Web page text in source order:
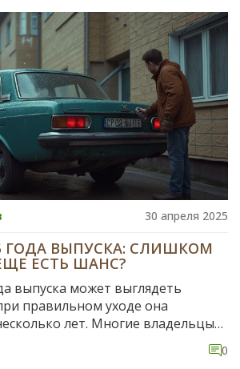
30 апреля 2025
ГОДА ВЫПУСКА: СЛИШКОМ
ЕСТЬ ШАНС?
выпуска может выглядеть
правильном уходе она
лет. Многие владельцы
коррозии и износа
способы их предотвратить.0